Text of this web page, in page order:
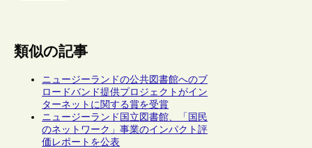
類似の記事
ニュージーランドの公共図書館へのブ
ロードバンド提供プロジェクトがイン
ターネットに関する賞を受賞
ニュージーランド国立図書館、「国民
のネットワーク」事業のインパクト評
価レポートを公表